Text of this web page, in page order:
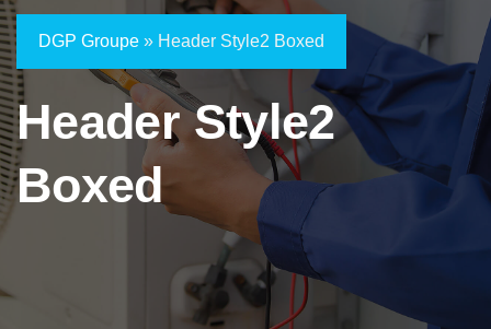
DGP Groupe » Header Style2 Boxed
Header Style2
Boxed